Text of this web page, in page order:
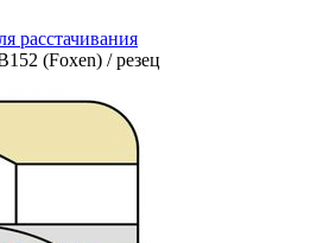
расстачивания
(Foxen) / резец